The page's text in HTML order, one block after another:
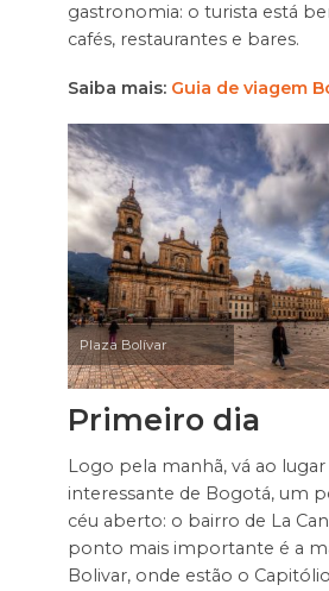
gastronomia: o turista está
cafés, restaurantes e bares.
Saiba mais: Guia de viagem
Plaza Bolívar
Primeiro dia
Logo pela manhã, vá ao lugar
interessante de Bogotá, um
céu aberto: o bairro de La
ponto mais importante é a
Bolivar, onde estão o